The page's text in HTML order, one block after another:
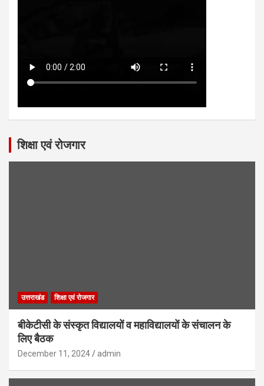
शिक्षा एवं रोजगार
उत्तराखंड शिक्षा एवं रोजगार
बीकेटीसी के संस्कृत विद्यालयों व महाविद्यालयों के संचालन के
लिए बैठक
December 11, 2024 admin